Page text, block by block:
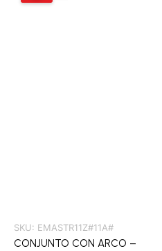
SKU: EMASTR11Z#11A#
CONJUNTO CON ARCO –